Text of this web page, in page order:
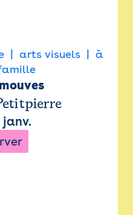
arts visuels
à
janv.